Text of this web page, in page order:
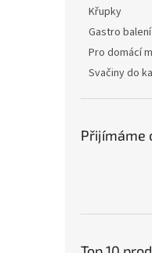
Křupky
Gastro balení
Pro domácí
Svačiny do
Přijímáme